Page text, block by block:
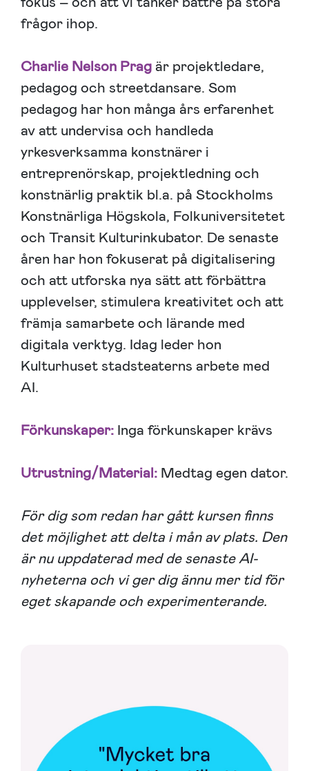
frågor ihop.
Charlie Nelson Prag är projektledare,
pedagog och streetdansare. Som
pedagog har hon många års erfarenhet
av att undervisa och handleda
yrkesverksamma konstnärer i
entreprenörskap, projektledning och
konstnärlig praktik bl.a. på Stockholms
Konstnärliga Högskola, Folkuniversitetet
och Transit Kulturinkubator. De senaste
åren har hon fokuserat på digitalisering
och att utforska nya sätt att förbättra
upplevelser, stimulera kreativitet och att
främja samarbete och lärande med
digitala verktyg. Idag leder hon
Kulturhuset stadsteaterns arbete med
AI.
Förkunskaper: Inga förkunskaper krävs
Utrustning/Material: Medtag egen dator.
För dig som redan har gått kursen finns
det möjlighet att delta i mån av plats. Den
är nu uppdaterad med de senaste AI-
nyheterna och vi ger dig ännu mer tid för
eget skapande och experimenterande.